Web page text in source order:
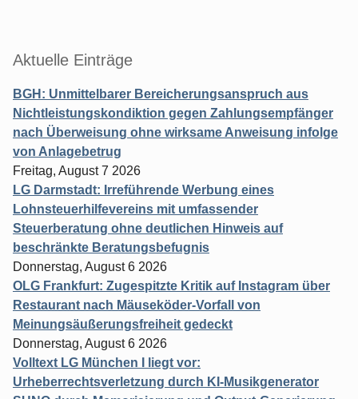
Aktuelle Einträge
BGH: Unmittelbarer Bereicherungsanspruch aus
Nichtleistungskondiktion gegen Zahlungsempfänger
nach Überweisung ohne wirksame Anweisung infolge
von Anlagebetrug
Freitag, August 7 2026
LG Darmstadt: Irreführende Werbung eines
Lohnsteuerhilfevereins mit umfassender
Steuerberatung ohne deutlichen Hinweis auf
beschränkte Beratungsbefugnis
Donnerstag, August 6 2026
OLG Frankfurt: Zugespitzte Kritik auf Instagram über
Restaurant nach Mäuseköder-Vorfall von
Meinungsäußerungsfreiheit gedeckt
Donnerstag, August 6 2026
Volltext LG München I liegt vor:
Urheberrechtsverletzung durch KI-Musikgenerator